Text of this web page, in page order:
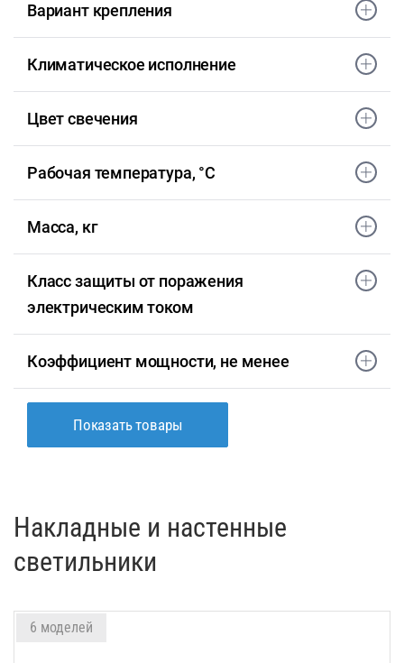
Вариант крепления
Климатическое исполнение
Цвет свечения
Рабочая температура, °С
Масса, кг
Класс защиты от поражения
электрическим током
Коэффициент мощности, не менее
Показать товары
Накладные и настенные
светильники
6 моделей